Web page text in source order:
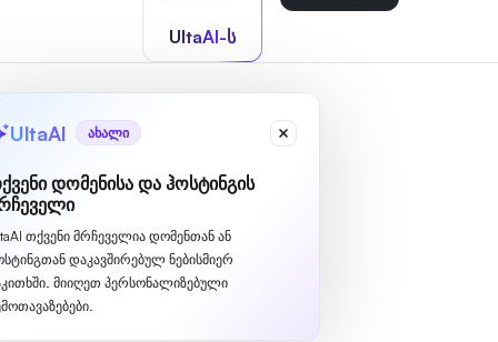
UltaAI-ს
UltaAI ახალი
დომენისა და ჰოსტინგის
თქვენი მრჩეველია დომენთან ან
დაკავშირებულ ნებისმიერ
მიიღეთ პერსონალიზებული